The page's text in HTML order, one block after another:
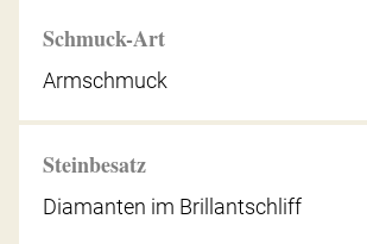
Schmuck-Art
Armschmuck
Steinbesatz
Diamanten im Brillantschliff